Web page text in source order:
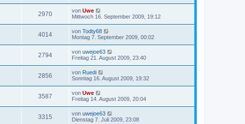
2970 von Uwe
Mittwoch 16. September 2009, 19:12
4014 von Todty68
Montag 7. September 2009, 00:02
2794 von uwejoe63
Freitag 21. August 2009, 23:40
2856 von Ruedi
Sonntag 16. August 2009, 19:32
3587 von Uwe
Freitag 14. August 2009, 20:04
3315 von uwejoe63
Dienstag 7. Juli 2009, 23:08